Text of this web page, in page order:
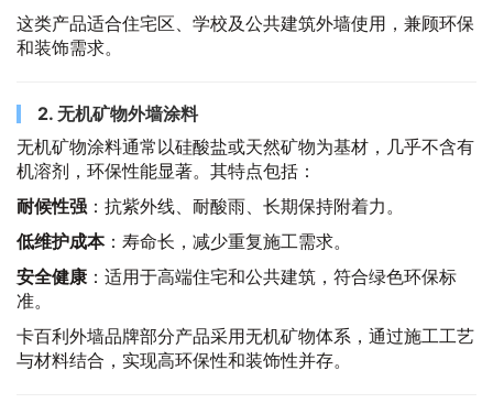
这类产品适合住宅区、学校及公共建筑外墙使用，兼顾环保
和装饰需求。
2. 无机矿物外墙涂料
无机矿物涂料通常以硅酸盐或天然矿物为基材，几乎不含有
机溶剂，环保性能显著。其特点包括：
耐候性强 ：抗紫外线、耐酸雨、长期保持附着力。
低维护成本：寿命长，减少重复施工需求。
安全健康 ：适用于高端住宅和公共建筑，符合绿色环保标
准。
卡百利外墙品牌部分产品采用无机矿物体系，通过施工工艺
与材料结合，实现高环保性和装饰性并存。